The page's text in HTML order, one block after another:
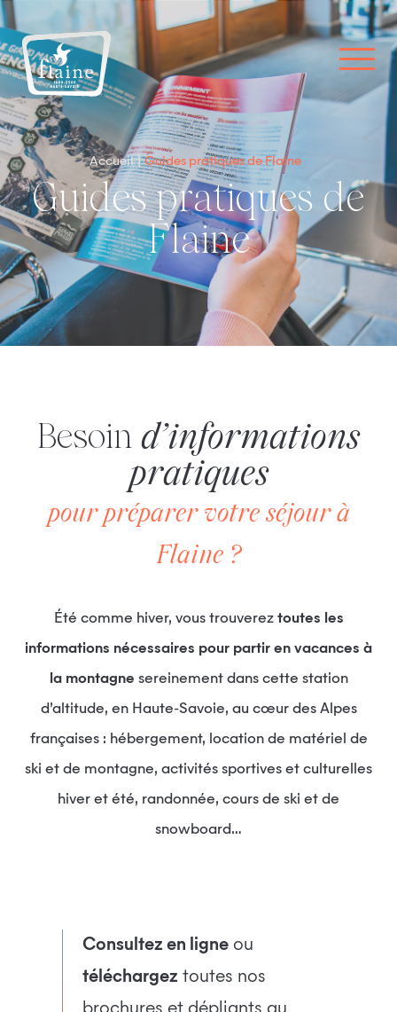
Accueil Guides pratiques de Flaine
Guides pratiques de
Flaine
Besoin d’informations
pratiques
pour préparer votre séjour à
Flaine ?
Été comme hiver, vous trouverez toutes les
informations nécessaires pour partir en vacances à
la montagne sereinement dans cette station
d’altitude, en Haute-Savoie, au cœur des Alpes
françaises : hébergement, location de matériel de
ski et de montagne, activités sportives et culturelles
hiver et été, randonnée, cours de ski et de
snowboard…
Consultez en ligne ou
téléchargez toutes nos